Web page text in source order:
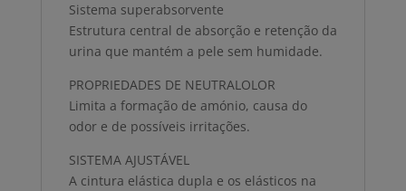
Sistema superabsorvente
Estrutura central de absorção e retenção da
urina que mantém a pele sem humidade.
PROPRIEDADES DE NEUTRALOLOR
Limita a formação de amónio, causa do
odor e de possíveis irritações.
SISTEMA AJUSTÁVEL
A cintura elástica dupla e os elásticos na